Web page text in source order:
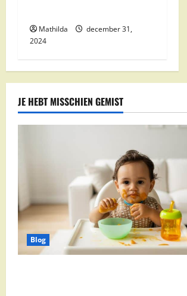
Mathilda
december 31,
2024
JE HEBT MISSCHIEN GEMIST
Blog